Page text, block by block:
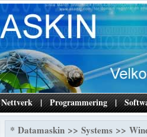
Nettverk | Programmering |
* Datamaskin >> Systems >>